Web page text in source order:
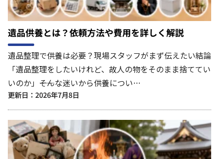
遺品供養とは？依頼方法や費用を詳しく解説
遺品整理で供養は必要？現場スタッフがまず伝えたい結論
「遺品整理をしたいけれど、故人の物をそのまま捨ててい
いのか」――そんな迷いから供養につい…
更新日：2026年7月8日